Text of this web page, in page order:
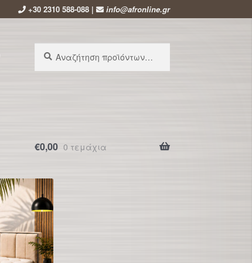
+30 2310 588-088 | info@afronline.gr
για:
€0,00 0 τεμάχια